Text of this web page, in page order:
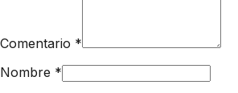
Comentario *
Nombre *